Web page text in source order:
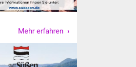
Mehr erfahren